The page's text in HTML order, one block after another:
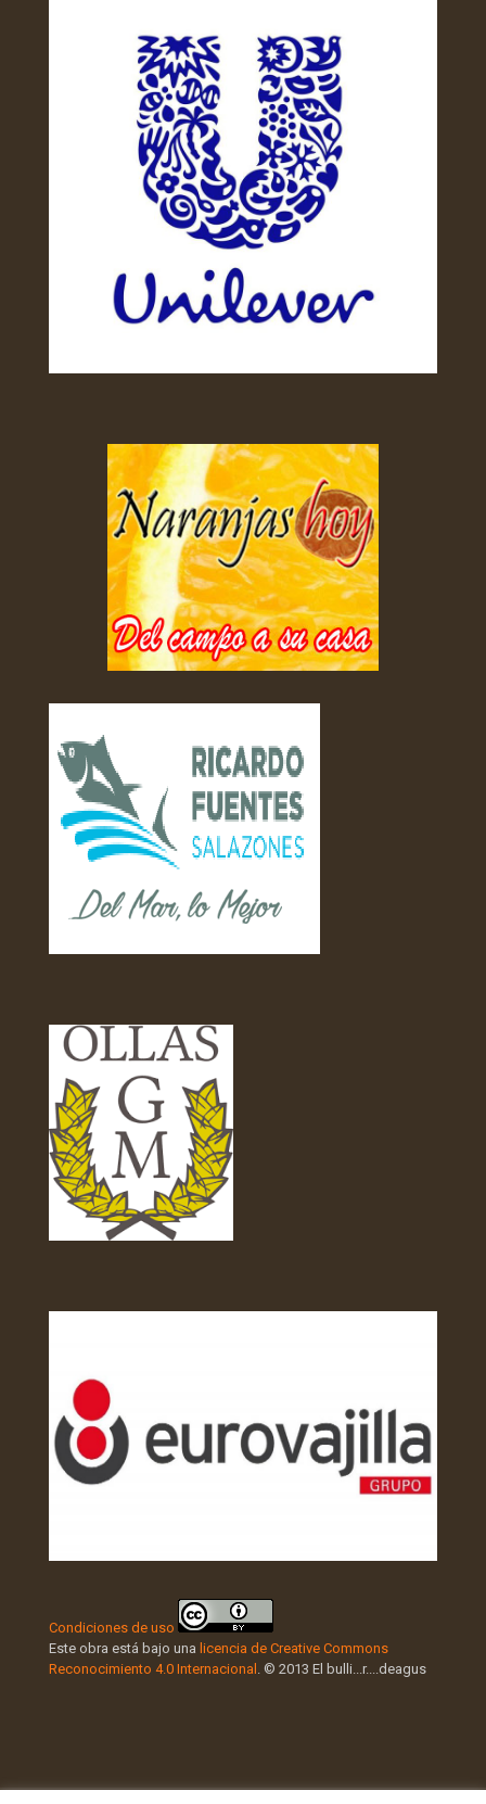
Condiciones de uso
Este obra está bajo una licencia de Creative Commons
Reconocimiento 4.0 Internacional
. © 2013 El bulli...r....deagus